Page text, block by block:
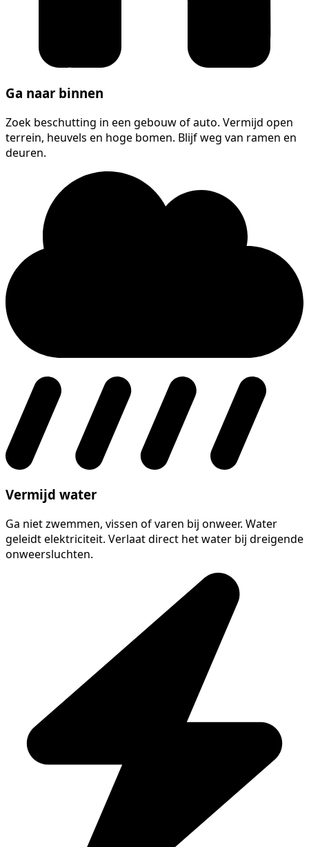
Ga naar binnen
Zoek beschutting in een gebouw of auto. Vermijd open
terrein, heuvels en hoge bomen. Blijf weg van ramen en
deuren.
Vermijd water
Ga niet zwemmen, vissen of varen bij onweer. Water
geleidt elektriciteit. Verlaat direct het water bij dreigende
onweersluchten.